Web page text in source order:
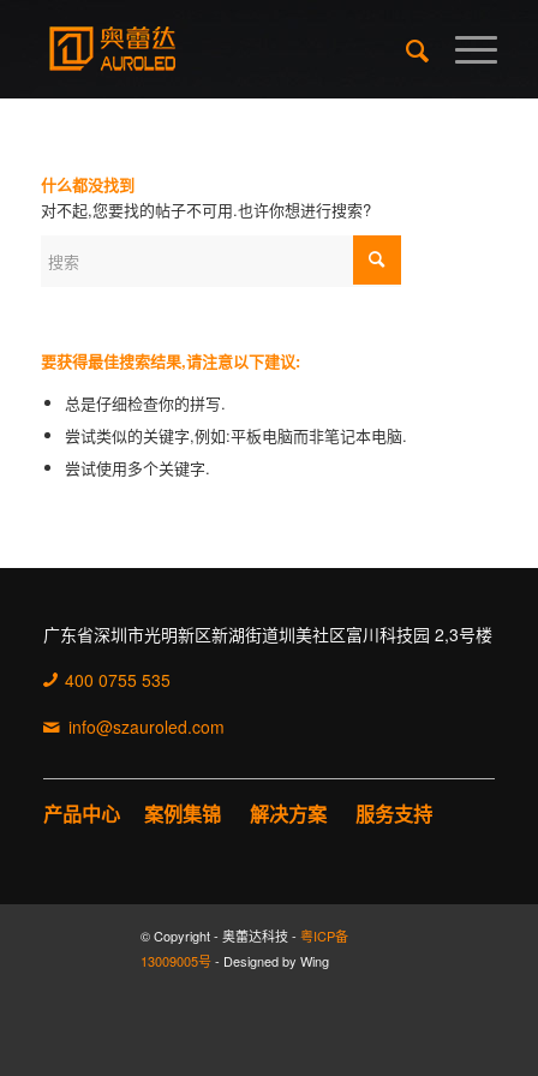
什么都没找到
对不起,您要找的帖子不可用.也许你想进行搜索?
要获得最佳搜索结果,请注意以下建议:
总是仔细检查你的拼写.
尝试类似的关键字,例如:平板电脑而非笔记本电脑.
尝试使用多个关键字.
广东省深圳市光明新区新湖街道圳美社区富川科技园 2,3号楼
400 0755 535
info@szauroled.com
产品中心 案例集锦 解决方案 服务支持
© Copyright - 奥蕾达科技 -粤ICP备
13009005号- Designed by Wing